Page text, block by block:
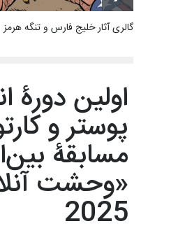
گالری آثار خلیج فارس و تنگه هرمز
اولین دورۀ
پوستر و
مسابقۀ
«وحشت
2025